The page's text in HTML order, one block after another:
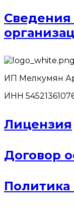
Сведения
ИП Мелкумян
ИНН
Лицензия
Договор